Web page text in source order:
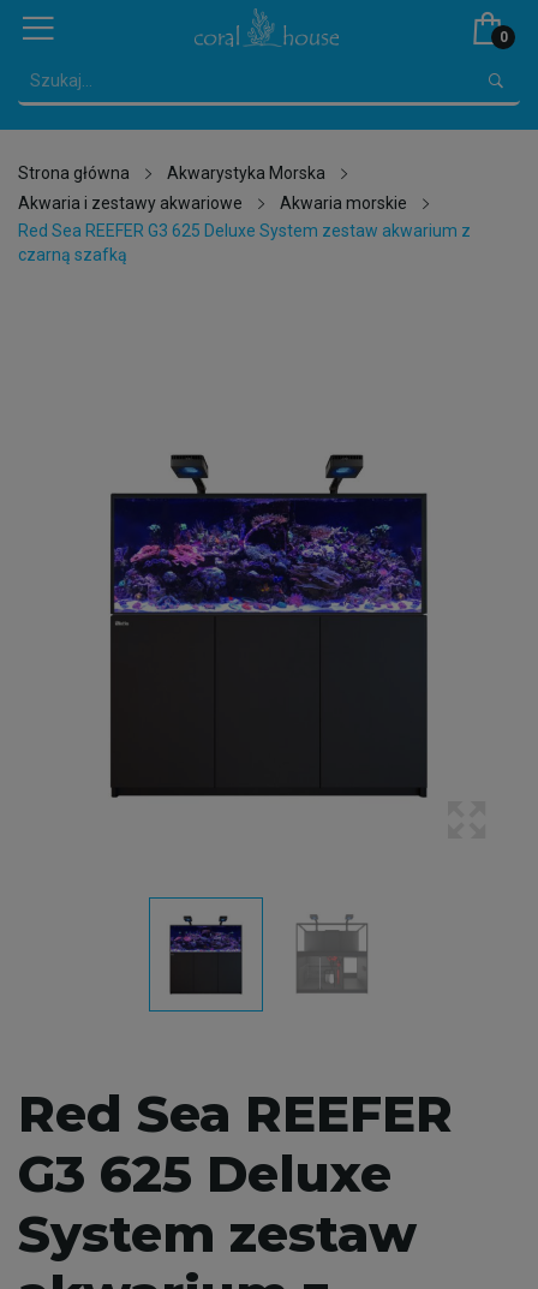
0
Strona główna
Akwarystyka Morska
Akwaria i zestawy akwariowe
Akwaria morskie
Red Sea REEFER G3 625 Deluxe System zestaw akwarium z
czarną szafką
Red Sea REEFER
G3 625 Deluxe
System zestaw